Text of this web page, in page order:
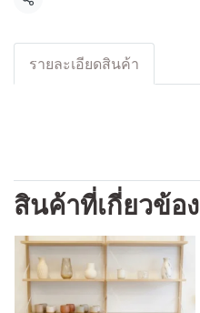
แชร์
รายละเอียดสินค้า
สินค้าที่เกี่ยวข้อง